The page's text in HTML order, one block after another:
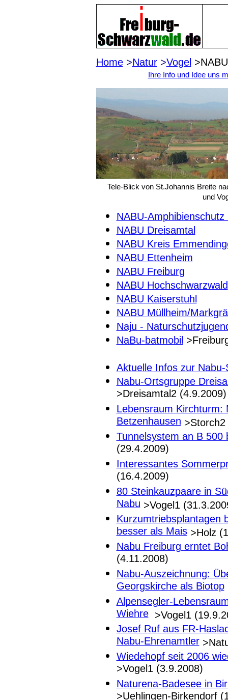
Home>Natur>Vogel
Ihre Info und Idee uns
Tele-Blick von St.Johannis Breite
und
NABU-Amphibienschutz
NABU Dreisamtal
NABU Kreis
NABU Ettenheim
NABU Freiburg
NABU Hochschwarzwald
NABU Kaiserstuhl
NABU Müllheim/
Naju -
NaBu-batmobil
Aktuelle Infos zur
Nabu-Ortsgruppe
>Dreisamtal2 (4.9.2009)
Lebensraum Kirchturm:
Betzenhausen>Storch2
Tunnelsystem an B 500
(29.4.2009)
Interessantes
(16.4.2009)
80 Steinkauzpaare in
Nabu>Vogel1
Kurzumtriebsplantagen
besser als Mais>Holz
Nabu Freiburg erntet
(4.11.2008)
Nabu-Auszeichnung:
Georgskirche als Biotop
Alpensegler-
Wiehre>Vogel1
Josef Ruf aus FR-
Nabu-Ehrenamtler
Wiedehopf seit 2006
>Vogel1 (3.9.2008)
Naturena-Badesee in
>Uehlingen-Birkendorf